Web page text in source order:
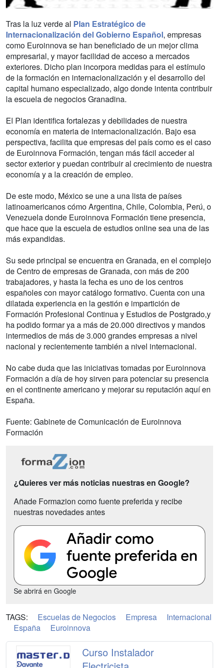
Tras la luz verde al Plan Estratégico de
Internacionalización del Gobierno Español, empresas
como Euroinnova se han beneficiado de un mejor clima
empresarial, y mayor facilidad de acceso a mercados
exteriores. Dicho plan incorpora medidas para el estímulo
de la formación en internacionalización y el desarrollo del
capital humano especializado, algo donde intenta contribuir
la escuela de negocios Granadina.
El Plan identifica fortalezas y debilidades de nuestra
economía en materia de internacionalización. Bajo esa
perspectiva, facilita que empresas del país como es el caso
de Euroinnova Formación, tengan más fácil acceder al
sector exterior y puedan contribuir al crecimiento de nuestra
economía y a la creación de empleo.
De este modo, México se une a una lista de países
latinoamericanos cómo Argentina, Chile, Colombia, Perú, o
Venezuela donde Euroinnova Formación tiene presencia,
que hace que la escuela de estudios online sea una de las
más expandidas.
Su sede principal se encuentra en Granada, en el complejo
de Centro de empresas de Granada, con más de 200
trabajadores, y hasta la fecha es uno de los centros
españoles con mayor catálogo formativo. Cuenta con una
dilatada experiencia en la gestión e impartición de
Formación Profesional Continua y Estudios de Postgrado,y
ha podido formar ya a más de 20.000 directivos y mandos
intermedios de más de 3.000 grandes empresas a nivel
nacional y recientemente también a nivel internacional.
No cabe duda que las iniciativas tomadas por Euroinnova
Formación a día de hoy sirven para potenciar su presencia
en el continente americano y mejorar su reputación aquí en
España.
Fuente: Gabinete de Comunicación de Euroinnova
Formación
¿Quieres ver más noticias nuestras en Google?
Añade Formazion como fuente preferida y recibe
nuestras novedades antes
Se abrirá en Google
TAGS: Escuelas de Negocios Empresa
Internacional
España
Euroinnova
Curso Instalador